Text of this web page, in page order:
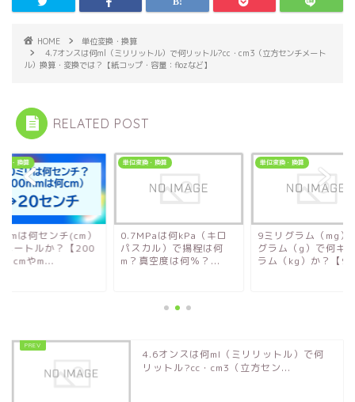
HOME
単位変換・換算
4.7オンスは何ml（ミリリットル）で何リットル?cc・cm3（立方センチメート
ル）換算・変換では？【紙コップ・容量：flozなど】
RELATED POST
換・換算
は何センチ(cm）
メートルか？【200
をcmやm...
単位変換・換算
0.7MPaは何kPa（キロ
パスカル）で揚程は何
m？真空度は何％？...
単位変換・換算
9ミリグラム（mg）
グラム（g）で何キ
ラム（kg）か？【
4.6オンスは何ml（ミリリットル）で何
リットル?cc・cm3（立方セン...